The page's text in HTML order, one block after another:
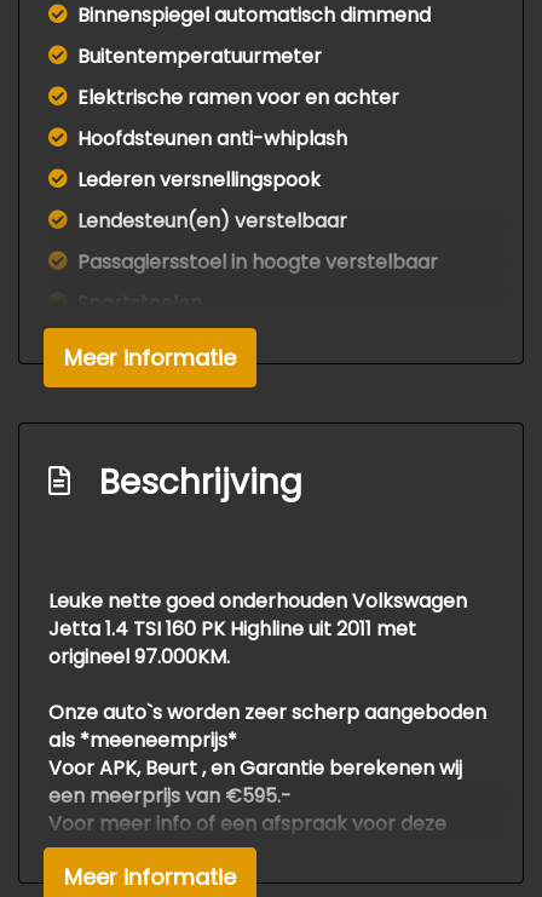
Binnenspiegel automatisch dimmend
Buitentemperatuurmeter
Elektrische ramen voor en achter
Hoofdsteunen anti-whiplash
Lederen versnellingspook
Lendesteun(en) verstelbaar
Passagiersstoel in hoogte verstelbaar
Stuur leder
Stuur verstelbaar
Stuurbekrachtiging snelheidsafhankelijk
Voorstoelen verwarmd
verwarmbaar
Buitenspiegels in carrosseriekleur
afstandsbediening
Chroom delen exterieur
Dimlichten automatisch
Dimlichten automatisch en regensensor
Koplampreiniging
Meer informatie
Beschrijving
Leuke nette goed onderhouden Volkswagen
Jetta 1.4 TSI 160 PK Highline uit 2011 met
origineel 97.000KM.
Onze auto`s worden zeer scherp aangeboden
als *meeneemprijs*
Voor APK, Beurt , en Garantie berekenen wij
een meerprijs van €595.-
Voor meer info of een afspraak voor deze
mooie automobiel gelieve bellen met de
verkoop
Meer informatie